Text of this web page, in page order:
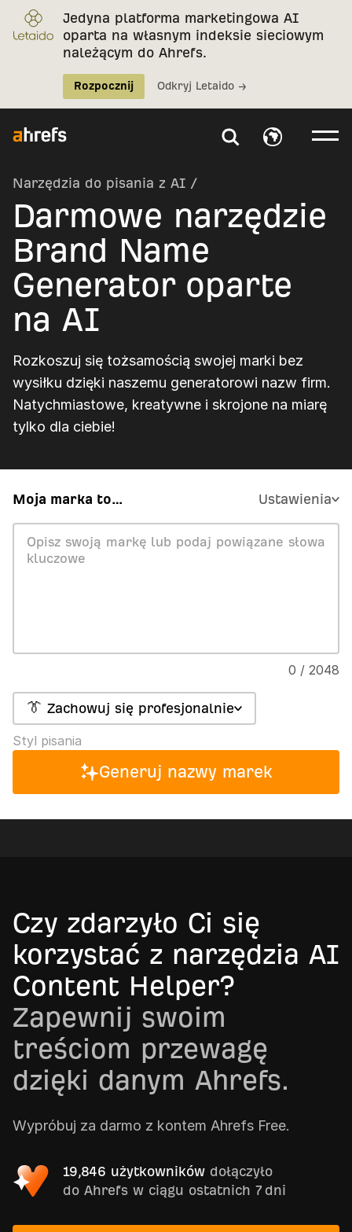
Jedyna platforma marketingowa AI
oparta na własnym indeksie sieciowym
należącym do Ahrefs.
Rozpocznij Odkryj Letaido →
Narzędzia do pisania z AI /
Darmowe narzędzie
Brand Name
Generator oparte
na AI
Rozkoszuj się tożsamością swojej marki bez
wysiłku dzięki naszemu generatorowi nazw firm.
Natychmiastowe, kreatywne i skrojone na miarę
tylko dla ciebie!
Moja marka to… Ustawienia
0 / 2048
👔 Zachowuj się profesjonalnie
Styl pisania
Generuj nazwy marek
Czy zdarzyło Ci się
korzystać z narzędzia AI
Content Helper?
Zapewnij swoim
treściom przewagę
dzięki danym Ahrefs.
Wypróbuj za darmo z kontem Ahrefs Free.
19,846 użytkowników dołączyło
do Ahrefs w ciągu ostatnich 7 dni